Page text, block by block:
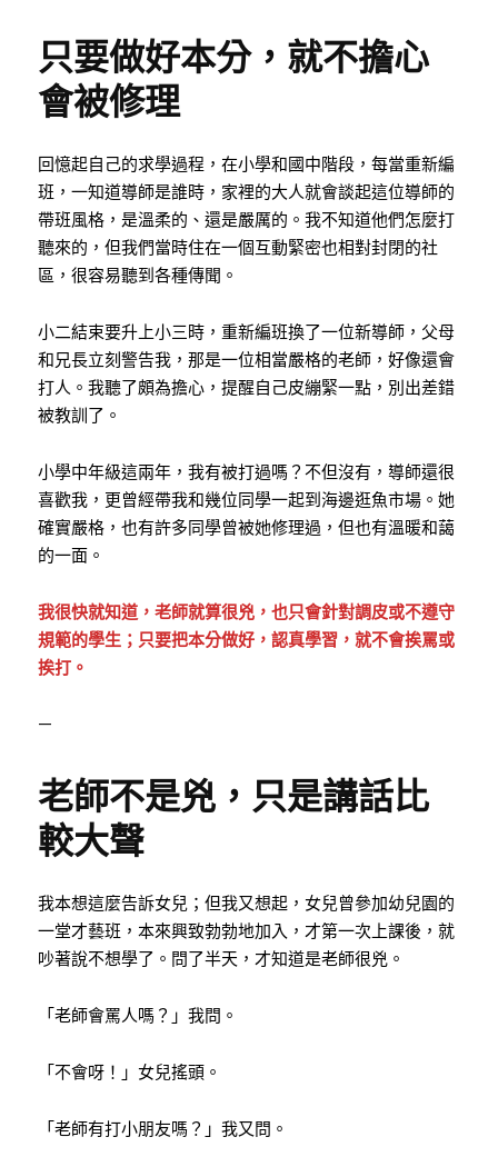
只要做好本分，就不擔心
會被修理
回憶起自己的求學過程，在小學和國中階段，每當重新編
班，一知道導師是誰時，家裡的大人就會談起這位導師的
帶班風格，是溫柔的、還是嚴厲的。我不知道他們怎麼打
聽來的，但我們當時住在一個互動緊密也相對封閉的社
區，很容易聽到各種傳聞。
小二結束要升上小三時，重新編班換了一位新導師，父母
和兄長立刻警告我，那是一位相當嚴格的老師，好像還會
打人。我聽了頗為擔心，提醒自己皮繃緊一點，別出差錯
被教訓了。
小學中年級這兩年，我有被打過嗎？不但沒有，導師還很
喜歡我，更曾經帶我和幾位同學一起到海邊逛魚市場。她
確實嚴格，也有許多同學曾被她修理過，但也有溫暖和藹
的一面。
我很快就知道，老師就算很兇，也只會針對調皮或不遵守
規範的學生；只要把本分做好，認真學習，就不會挨罵或
挨打。
—
老師不是兇，只是講話比
較大聲
我本想這麼告訴女兒；但我又想起，女兒曾參加幼兒園的
一堂才藝班，本來興致勃勃地加入，才第一次上課後，就
吵著說不想學了。問了半天，才知道是老師很兇。
「老師會罵人嗎？」我問。
「不會呀！」女兒搖頭。
「老師有打小朋友嗎？」我又問。